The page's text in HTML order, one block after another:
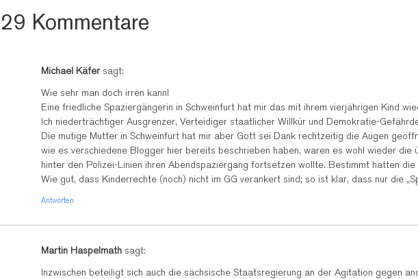
29 Kommentare
Michael Käfer sagt:
Wie sehr man doch irren kann!
Eine friedliche Spaziergängerin in Schweinfurt hat mir das mit ihrem vierjährigen Kind
Ich niederträchtiger Ausgrenzer, Verteidiger staatlicher Willkür und Demokratie-
Die mutige Mutter in Schweinfurt hat mir aber Gott sei Dank rechtzeitig die Augen
wie es verschiedene Blogger hier bereits beschrieben haben, waren es wohl wieder
hinter den Polizei-Linien ihren Abendspaziergang fortsetzen wollte. Bestimmt hatten
Wie gut, dass Kinderrechte (noch) nicht im GG verankert sind; so ist klar, dass nur die
Antworten
Martin Haspelmath sagt:
Inzwischen beteiligt sich auch die sächsische Staatsregierung an der Agitation gegen